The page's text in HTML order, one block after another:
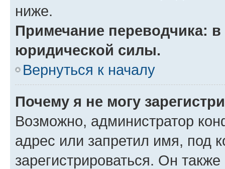
ниже.
Примечание переводчика:
юридической силы.
Вернуться к началу
Почему я не могу
Возможно, администратор
адрес или запретил имя, под
зарегистрироваться. Он